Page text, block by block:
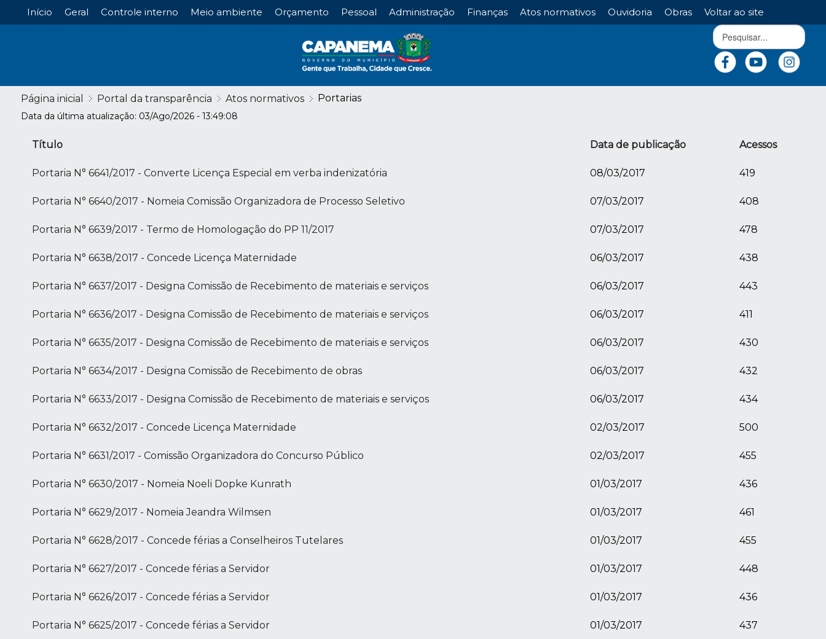
Início Geral Controle interno Meio ambiente Orçamento Pessoal Administração Finanças Atos normativos Ouvidoria Obras Voltar ao site
Página inicial Portal da transparência Atos normativos Portarias
Data da última atualização: 03/Ago/2026 - 13:49:08
Título Data de publicação Acessos
Portaria N° 6641/2017 - Converte Licença Especial em verba indenizatória 08/03/2017 419
Portaria N° 6640/2017 - Nomeia Comissão Organizadora de Processo Seletivo 07/03/2017 408
Portaria N° 6639/2017 - Termo de Homologação do PP 11/2017 07/03/2017 478
Portaria N° 6638/2017 - Concede Licença Maternidade 06/03/2017 438
Portaria N° 6637/2017 - Designa Comissão de Recebimento de materiais e serviços 06/03/2017 443
Portaria N° 6636/2017 - Designa Comissão de Recebimento de materiais e serviços 06/03/2017 411
Portaria N° 6635/2017 - Designa Comissão de Recebimento de materiais e serviços 06/03/2017 430
Portaria N° 6634/2017 - Designa Comissão de Recebimento de obras 06/03/2017 432
Portaria N° 6633/2017 - Designa Comissão de Recebimento de materiais e serviços 06/03/2017 434
Portaria N° 6632/2017 - Concede Licença Maternidade 02/03/2017 500
Portaria N° 6631/2017 - Comissão Organizadora do Concurso Público 02/03/2017 455
Portaria N° 6630/2017 - Nomeia Noeli Dopke Kunrath 01/03/2017 436
Portaria N° 6629/2017 - Nomeia Jeandra Wilmsen 01/03/2017 461
Portaria N° 6628/2017 - Concede férias a Conselheiros Tutelares 01/03/2017 455
Portaria N° 6627/2017 - Concede férias a Servidor 01/03/2017 448
Portaria N° 6626/2017 - Concede férias a Servidor 01/03/2017 436
Portaria N° 6625/2017 - Concede férias a Servidor 01/03/2017 437